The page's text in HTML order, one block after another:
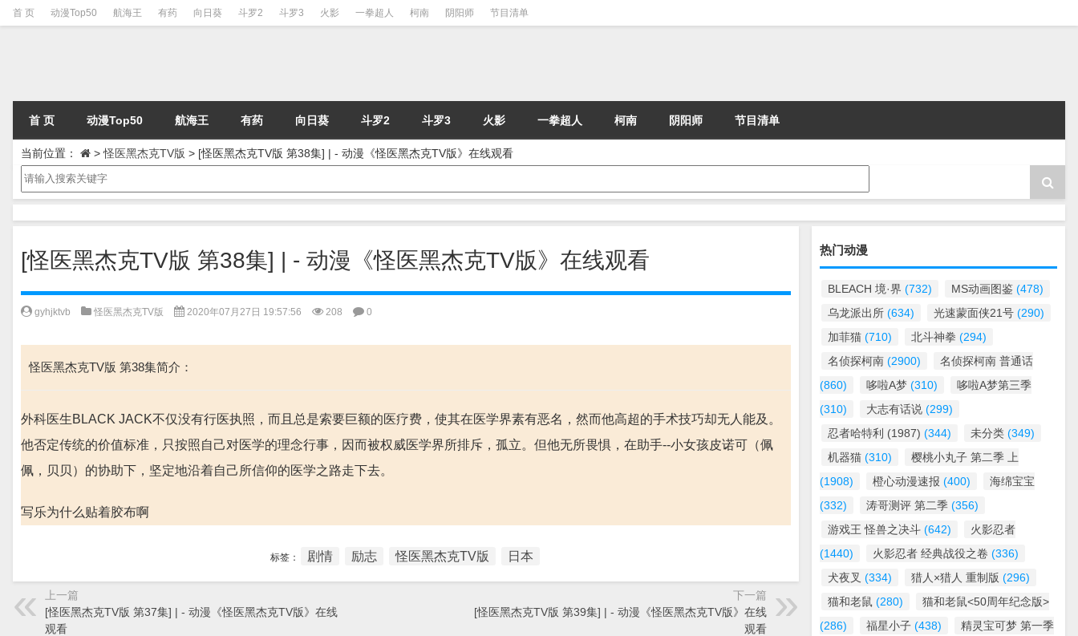
首 页 动漫Top50 航海王 有药 向日葵 斗罗2 斗罗3 火影 一拳超人 柯南 阴阳师 节目清单
首 页 动漫Top50 航海王 有药 向日葵 斗罗2 斗罗3 火影 一拳超人 柯南 阴阳师 节目清单
当前位置： > 怪医黑杰克TV版 > [怪医黑杰克TV版 第38集] | - 动漫《怪医黑杰克TV版》在线观看
[怪医黑杰克TV版 第38集] | - 动漫《怪医黑杰克TV版》在线观看
gyhjktvb 怪医黑杰克TV版 2020年07月27日 19:57:56 208 0
怪医黑杰克TV版 第38集简介：
外科医生BLACK JACK不仅没有行医执照，而且总是索要巨额的医疗费，使其在医学界素有恶名，然而他高超的手术技巧却无人能及。
他否定传统的价值标准，只按照自己对医学的理念行事，因而被权威医学界所排斥，孤立。但他无所畏惧，在助手--小女孩皮诺可（佩
佩，贝贝）的协助下，坚定地沿着自己所信仰的医学之路走下去。
写乐为什么贴着胶布啊
标签： 剧情 励志 怪医黑杰克TV版 日本
上一篇
[怪医黑杰克TV版 第37集] | - 动漫《怪医黑杰克TV版》在线
观看
下一篇
[怪医黑杰克TV版 第39集] | - 动漫《怪医黑杰克TV版》在线
观看
热门动漫
BLEACH 境·界 (732) MS动画图鉴 (478)
乌龙派出所 (634) 光速蒙面侠21号 (290)
加菲猫 (710) 北斗神拳 (294)
名侦探柯南 (2900)
名侦探柯南 普通话
(860)
哆啦A梦 (310)
哆啦A梦第三季
(310)
大志有话说 (299)
忍者哈特利 (1987) (344) 未分类 (349)
机器猫 (310)
樱桃小丸子 第二季 上
(1908)
橙心动漫速报 (400)
海绵宝宝
(332)
涛哥测评 第二季 (356)
游戏王 怪兽之决斗 (642)
火影忍者
(1440)
火影忍者 经典战役之卷 (336)
犬夜叉 (334) 猎人×猎人 重制版 (296)
猫和老鼠 (280)
猫和老鼠<50周年纪念版>
(286)
福星小子 (438)
精灵宝可梦 第一季